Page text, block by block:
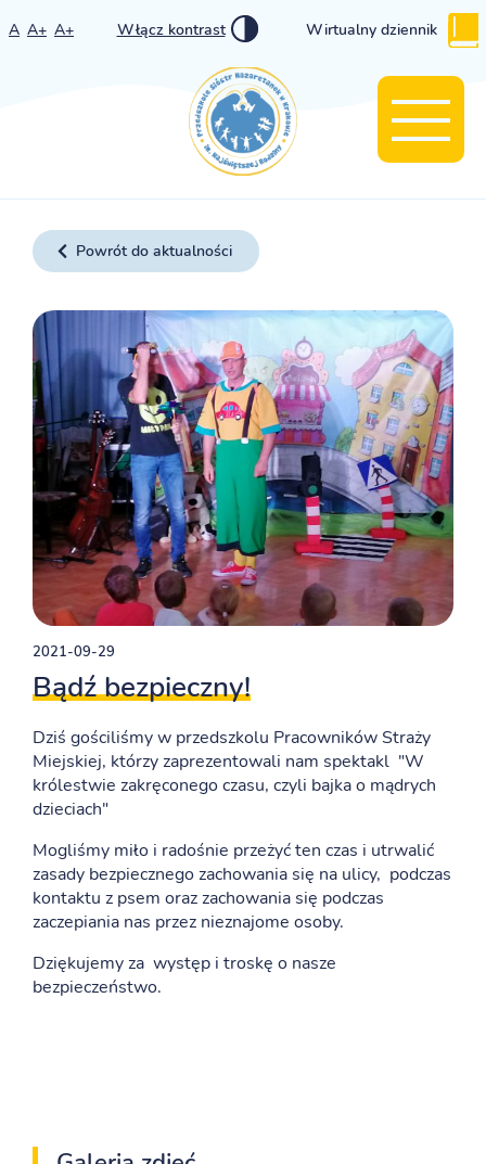
A A+ A+ Włącz kontrast Wirtualny dziennik
Powrót do aktualności
2021-09-29
Bądź bezpieczny!
Dziś gościliśmy w przedszkolu Pracowników Straży
Miejskiej, którzy zaprezentowali nam spektakl "W
królestwie zakręconego czasu, czyli bajka o mądrych
dzieciach"
Mogliśmy miło i radośnie przeżyć ten czas i utrwalić
zasady bezpiecznego zachowania się na ulicy, podczas
kontaktu z psem oraz zachowania się podczas
zaczepiania nas przez nieznajome osoby.
Dziękujemy za występ i troskę o nasze
bezpieczeństwo.